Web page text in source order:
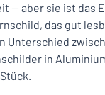
Magnetschilder
Holzschilder
— aber sie ist das
das gut
Unterschied
in